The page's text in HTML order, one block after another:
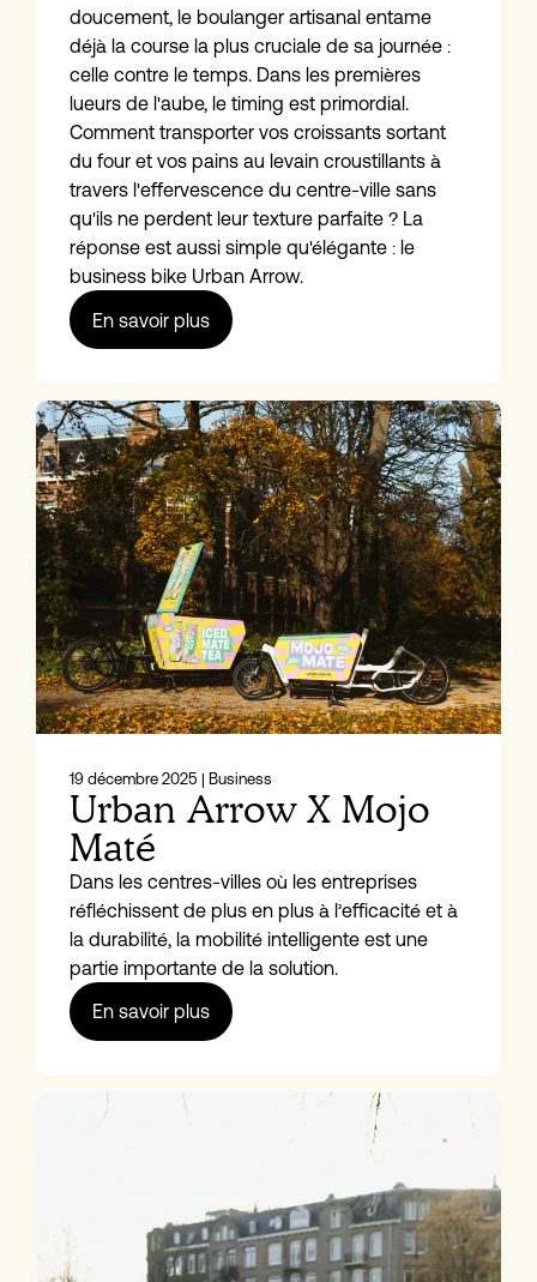
doucement, le boulanger artisanal entame
déjà la course la plus cruciale de sa journée :
celle contre le temps. Dans les premières
lueurs de l'aube, le timing est primordial.
Comment transporter vos croissants sortant
du four et vos pains au levain croustillants à
travers l'effervescence du centre-ville sans
qu'ils ne perdent leur texture parfaite ? La
réponse est aussi simple qu'élégante : le
business bike Urban Arrow.
En savoir plus
19 décembre 2025 | Business
Urban Arrow X Mojo
Maté
Dans les centres-villes où les entreprises
réfléchissent de plus en plus à l’efficacité et à
la durabilité, la mobilité intelligente est une
partie importante de la solution.
En savoir plus